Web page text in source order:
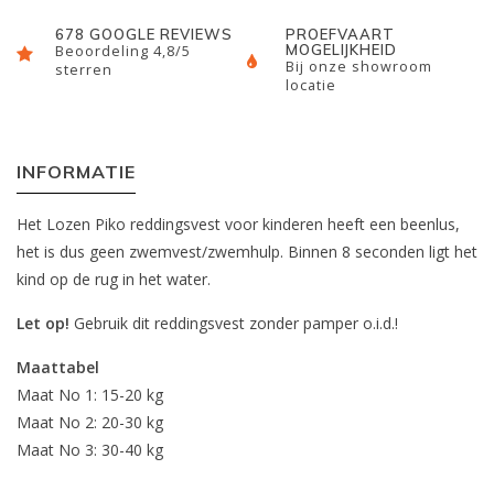
678 GOOGLE REVIEWS
Beoordeling 4,8/5
sterren
PROEFVAART
MOGELIJKHEID
Bij onze showroom
locatie
INFORMATIE
Het Lozen Piko reddingsvest voor kinderen heeft een beenlus,
het is dus geen zwemvest/zwemhulp. Binnen 8 seconden ligt het
kind op de rug in het water.
Let op! Gebruik dit reddingsvest zonder pamper o.i.d.!
Maattabel
Maat No 1: 15-20 kg
Maat No 2: 20-30 kg
Maat No 3: 30-40 kg